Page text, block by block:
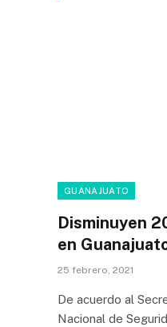
GUANAJUATO
Disminuyen
en
25 febrero, 2021
De acuerdo al
Nacional de